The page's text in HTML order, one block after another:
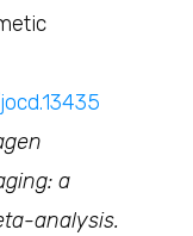
a
analysis.